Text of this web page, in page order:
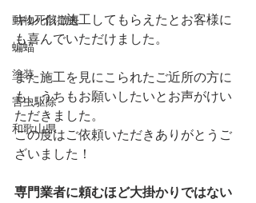
動物死骸撤去
蝙蝠
塗装
害虫駆除
和歌山県
キレイに施工してもらえたとお客様に
も喜んでいただけました。
また施工を見にこられたご近所の方に
も、うちもお願いしたいとお声がけい
ただきました。
この度はご依頼いただきありがとうご
ざいました！
専門業者に頼むほど大掛かりではない